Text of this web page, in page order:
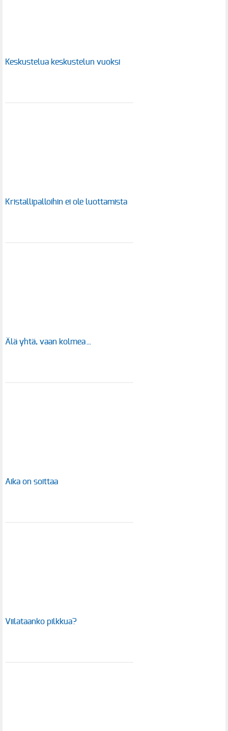
Keskustelua keskustelun vuoksi
Kristallipalloihin ei ole luottamista
Älä yhtä, vaan kolmea…
Aika on soittaa
Viilataanko pilkkua?